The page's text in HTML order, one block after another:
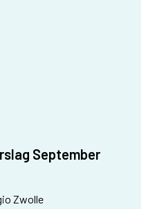
September
Zwolle